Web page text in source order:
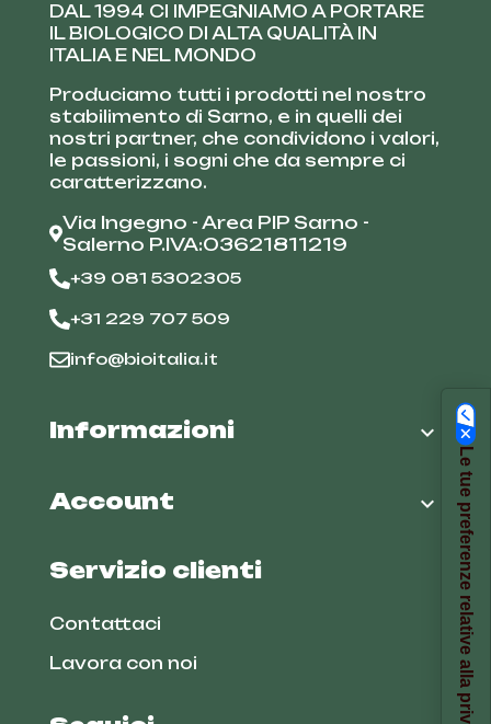
DAL 1994 CI IMPEGNIAMO A PORTARE
IL BIOLOGICO DI ALTA QUALITÀ IN
ITALIA E NEL MONDO
Produciamo tutti i prodotti nel nostro
stabilimento di Sarno, e in quelli dei
nostri partner, che condividono i valori,
le passioni, i sogni che da sempre ci
caratterizzano.
Via Ingegno - Area PIP Sarno -
Salerno P.IVA:03621811219
+39 081 5302305
+31 229 707 509
info@bioitalia.it
Informazioni 
Account 
Servizio clienti
Contattaci
Lavora con noi
Le tue preferenze relative alla privacy